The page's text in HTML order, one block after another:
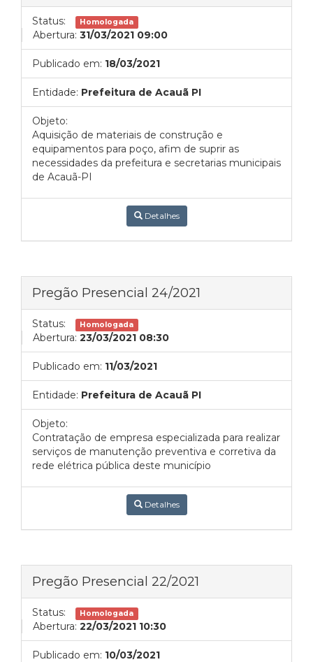
Status: Homologada
Abertura: 31/03/2021 09:00
Publicado em: 18/03/2021
Entidade: Prefeitura de Acauã PI
Objeto:
Aquisição de materiais de construção e
equipamentos para poço, afim de suprir as
necessidades da prefeitura e secretarias municipais
de Acauã-PI
Detalhes
Pregão Presencial 24/2021
Status: Homologada
Abertura: 23/03/2021 08:30
Publicado em: 11/03/2021
Entidade: Prefeitura de Acauã PI
Objeto:
Contratação de empresa especializada para realizar
serviços de manutenção preventiva e corretiva da
rede elétrica pública deste município
Detalhes
Pregão Presencial 22/2021
Status: Homologada
Abertura: 22/03/2021 10:30
Publicado em: 10/03/2021